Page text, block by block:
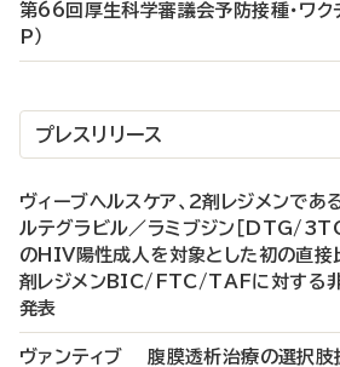
第66回厚生科学審議会予防接種・ワク
P）
プレスリリース
ヴィーブヘルスケア、2剤レジメンであ
ルテグラビル／ラミブジン［DTG/3TC
のHIV陽性成人を対象とした初の直接
剤レジメンBIC/FTC/TAFに対する非
発表
ヴァンティブ 腹膜透析治療の選択肢